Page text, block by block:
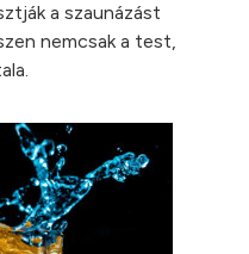
a szaunázást
nemcsak a test,